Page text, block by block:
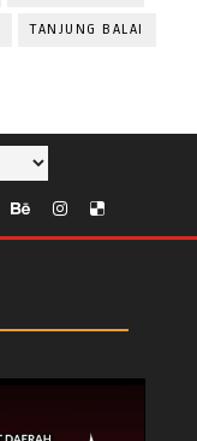
TANJUNG BALAI